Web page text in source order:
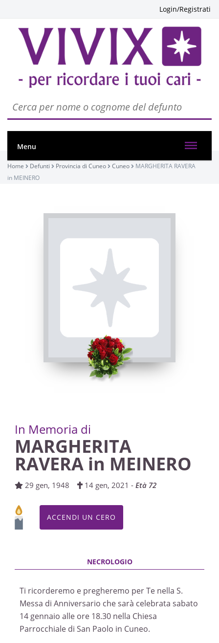
Login/Registrati
Menu
Home Defunti Provincia di Cuneo Cuneo
MARGHERITA RAVERA
in MEINERO
In Memoria di
MARGHERITA
RAVERA in MEINERO
29 gen, 1948 14 gen, 2021 -Età 72
ACCENDI UN CERO
Ti ricorderemo e pregheremo per Te nella S.
Messa di Anniversario che sarà celebrata sabato
14 gennaio alle ore 18.30 nella Chiesa
Parrocchiale di San Paolo in Cuneo.
PASSATE:
Cuneo, San Paolo
14/01/2023 18:30